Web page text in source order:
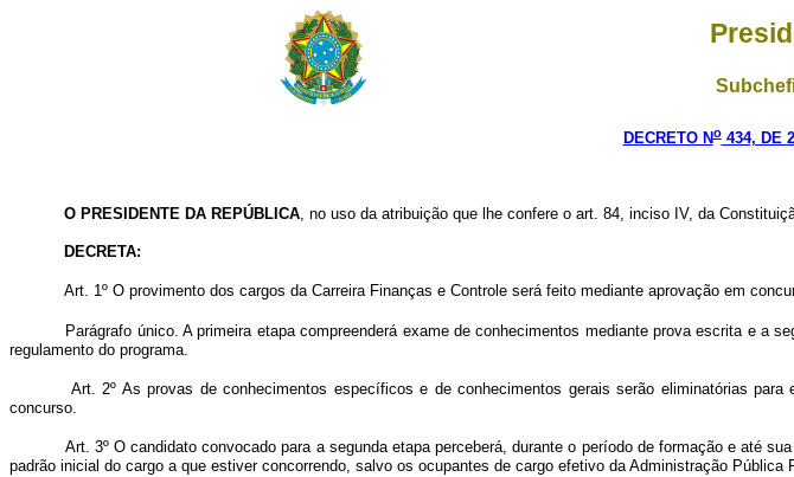
DECRETO No434, DE
O PRESIDENTE DA REPÚBLICA, no uso da atribuição que lhe confere o art. 84, inciso IV, da
DECRETA:
Art. 1º O provimento dos cargos da Carreira Finanças e Controle será feito mediante aprovação em
Parágrafo único. A primeira etapa compreenderá exame de conhecimentos mediante prova escrita e a
regulamento do programa.
Art. 2º As provas de conhecimentos específicos e de conhecimentos gerais serão eliminatórias
concurso.
Art. 3º O candidato convocado para a segunda etapa perceberá, durante o período de formação e até
padrão inicial do cargo a que estiver concorrendo, salvo os ocupantes de cargo efetivo da Administração